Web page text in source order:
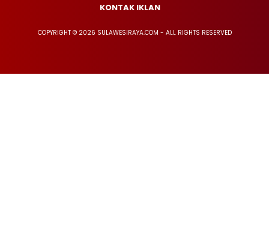
KONTAK IKLAN
COPYRIGHT © 2026 SULAWESIRAYA.COM - ALL RIGHTS RESERVED